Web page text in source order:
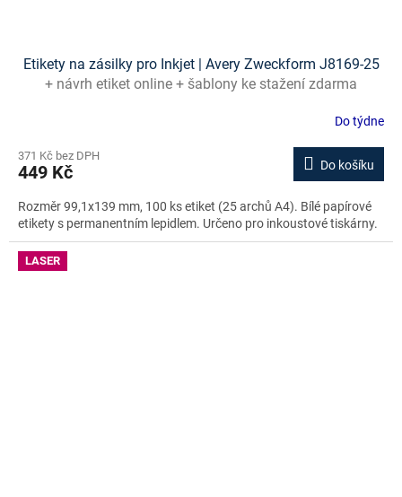
Etikety na zásilky pro Inkjet | Avery Zweckform J8169-25
+ návrh etiket online + šablony ke stažení zdarma
Do týdne
371 Kč bez DPH
449 Kč Do košíku
Rozměr 99,1x139 mm, 100 ks etiket (25 archů A4). Bílé papírové
etikety s permanentním lepidlem. Určeno pro inkoustové tiskárny.
LASER